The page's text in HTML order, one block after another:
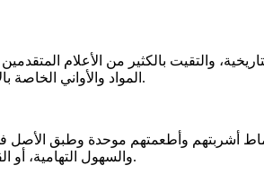
المواد والأواني الخاصة بالأشربة والأطعمة من أهل البلاد أنفسهم، وقليلاً تستورد مواد أو أوعية من خارج البلاد حتى العقود الأخيرة من القرن الهجري الماضي.
والسهول التهامية، أو القاطنين عند سفوح السروات الغربية. والذين يعيشون في أراضٍ زراعية غير الذين يعتمدون في معاشهم على الصيد البري أو البحري.